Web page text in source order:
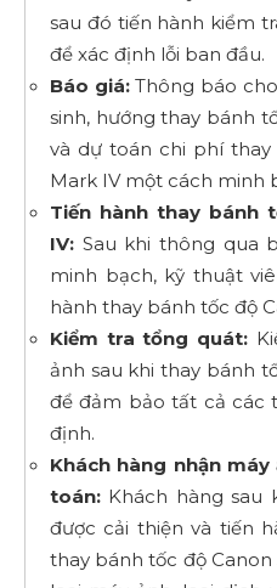
sau đó tiến hành kiểm
để xác định lỗi ban đầu.
Báo giá:Thông báo
sinh, hướng thay bánh
và dự toán chi phí
Mark IV một cách minh
Tiến hành thay bánh
IV: Sau khi thông qua
minh bạch, kỹ thuật
hành thay bánh tốc độ
Kiểm tra tổng quát:
ảnh sau khi thay bánh
để đảm bảo tất cả các
định.
Khách hàng nhận
toán: Khách hàng sau
được cải thiện và tiến
thay bánh tốc độ Canon